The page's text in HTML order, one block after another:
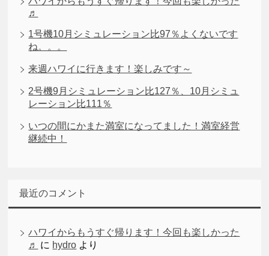
♬
1号機10月シミュレーション比97％よくないです
ね。。。
来週ハワイに行きます！楽しみです～
2号機9月シミュレーション比127％、10月シミュ
レーション比111％
いつの間にかまた満室になってました！満室経営
継続中！
最近のコメント
ハワイからもうすぐ帰ります！今回も楽しかった
♬
に hydro より